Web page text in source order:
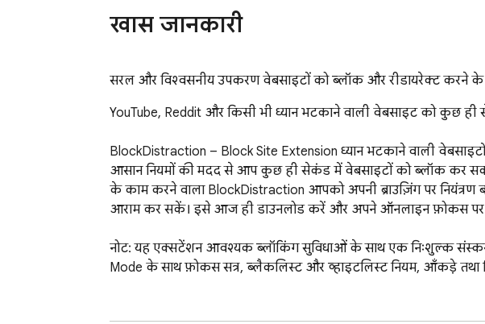
खास जानकारी
सरल और विश्वसनीय उपकरण वेबसाइटों को ब्लॉक और रीडायरेक्ट करने के
YouTube, Reddit और किसी भी ध्यान भटकाने वाली वेबसाइट को कुछ
BlockDistraction – Block Site Extension ध्यान भटकाने वाली
आसान नियमों की मदद से आप कुछ ही सेकंड में वेबसाइटों को ब्लॉक कर सकते
के काम करने वाला BlockDistraction आपको अपनी ब्राउज़िंग पर
आराम कर सकें। इसे आज ही डाउनलोड करें और अपने ऑनलाइन फ़ोकस पर
नोट: यह एक्सटेंशन आवश्यक ब्लॉकिंग सुविधाओं के साथ एक निःशुल्क संस्करण
Mode के साथ फ़ोकस सत्र, ब्लैकलिस्ट और व्हाइटलिस्ट नियम, आँकड़े तथा